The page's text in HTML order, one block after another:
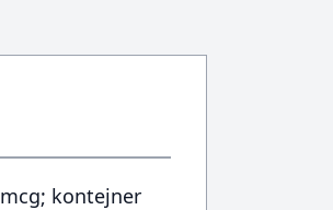
kontejner